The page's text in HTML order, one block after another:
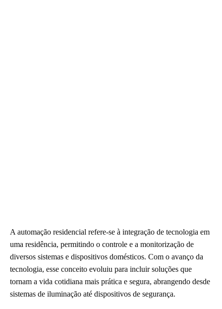
A automação residencial refere-se à integração de tecnologia em
uma residência, permitindo o controle e a monitorização de
diversos sistemas e dispositivos domésticos. Com o avanço da
tecnologia, esse conceito evoluiu para incluir soluções que
tornam a vida cotidiana mais prática e segura, abrangendo desde
sistemas de iluminação até dispositivos de segurança.